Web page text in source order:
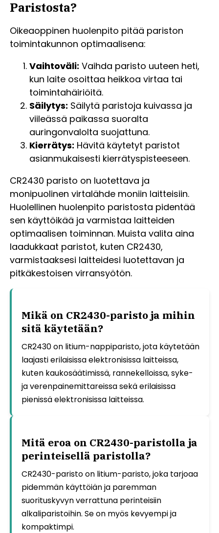
Paristosta?
Oikeaoppinen huolenpito pitää pariston
toimintakunnon optimaalisena:
Vaihtoväli: Vaihda paristo uuteen heti,
kun laite osoittaa heikkoa virtaa tai
toimintahäiriöitä.
Säilytys: Säilytä paristoja kuivassa ja
viileässä paikassa suoralta
auringonvalolta suojattuna.
Kierrätys: Hävitä käytetyt paristot
asianmukaisesti kierrätyspisteeseen.
CR2430 paristo on luotettava ja
monipuolinen virtalähde moniin laitteisiin.
Huolellinen huolenpito paristosta pidentää
sen käyttöikää ja varmistaa laitteiden
optimaalisen toiminnan. Muista valita aina
laadukkaat paristot, kuten CR2430,
varmistaaksesi laitteidesi luotettavan ja
pitkäkestoisen virransyötön.
Mikä on CR2430-paristo ja mihin
sitä käytetään?
CR2430 on litium-nappiparisto, jota käytetään
laajasti erilaisissa elektronisissa laitteissa,
kuten kaukosäätimissä, rannekelloissa, syke-
ja verenpainemittareissa sekä erilaisissa
pienissä elektronisissa laitteissa.
Mitä eroa on CR2430-paristolla ja
perinteisellä paristolla?
CR2430-paristo on litium-paristo, joka tarjoaa
pidemmän käyttöiän ja paremman
suorituskyvyn verrattuna perinteisiin
alkaliparistoihin. Se on myös kevyempi ja
kompaktimpi.